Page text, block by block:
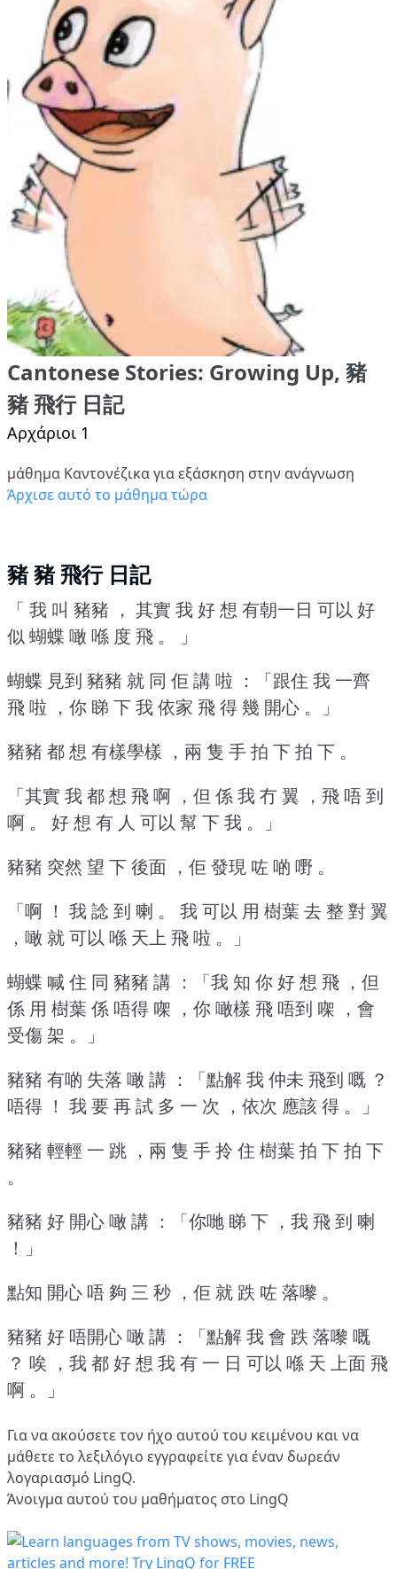
Cantonese Stories: Growing Up, 豬
豬 飛行 日記
Αρχάριοι 1
μάθημα Καντονέζικα για εξάσκηση στην ανάγνωση
Άρχισε αυτό το μάθημα τώρα
豬 豬 飛行 日記
「 我 叫 豬豬 ， 其實 我 好 想 有朝一日 可以 好
似 蝴蝶 噉 喺 度 飛 。 」
蝴蝶 見到 豬豬 就 同 佢 講 啦 ：「跟住 我 一齊
飛 啦 ，你 睇 下 我 依家 飛 得 幾 開心 。」
豬豬 都 想 有樣學樣 ，兩 隻 手 拍 下 拍 下 。
「其實 我 都 想 飛 啊 ，但 係 我 冇 翼 ，飛 唔 到
啊 。
好 想 有 人 可以 幫 下 我 。」
豬豬 突然 望 下 後面 ，佢 發現 咗 啲 嘢 。
「啊 ！ 我 諗 到 喇 。
我 可以 用 樹葉 去 整 對 翼
，噉 就 可以 喺 天上 飛 啦 。」
蝴蝶 喊 住 同 豬豬 講 ：「我 知 你 好 想 飛 ，但
係 用 樹葉 係 唔得 㗎 ，你 噉樣 飛 唔到 㗎 ，會
受傷 架 。」
豬豬 有啲 失落 噉 講 ：「點解 我 仲未 飛到 嘅 ？
唔得 ！ 我 要 再 試 多 一 次 ，依次 應該 得 。」
豬豬 輕輕 一 跳 ，兩 隻 手 拎 住 樹葉 拍 下 拍 下
。
豬豬 好 開心 噉 講 ：「你哋 睇 下 ，我 飛 到 喇
！」
點知 開心 唔 夠 三 秒 ，佢 就 跌 咗 落嚟 。
豬豬 好 唔開心 噉 講 ：「點解 我 會 跌 落嚟 嘅
？ 唉 ，我 都 好 想 我 有 一 日 可以 喺 天 上面 飛
啊 。」
Για να ακούσετε τον ήχο αυτού του κειμένου και να
μάθετε το λεξιλόγιο εγγραφείτε για έναν δωρεάν
λογαριασμό LingQ.
Άνοιγμα αυτού του μαθήματος στο LingQ